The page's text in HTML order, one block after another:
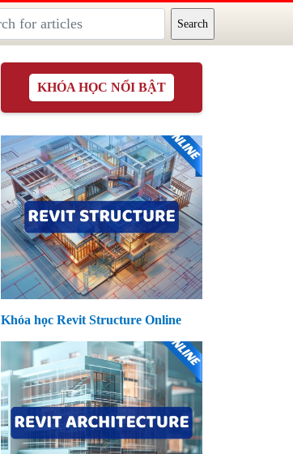
KHÓA HỌC NỔI BẬT
Khóa học Revit Structure Online